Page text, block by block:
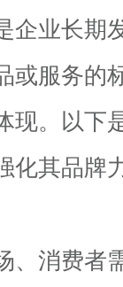
企业长期
或服务的
现。以下
化其品牌
、消费者